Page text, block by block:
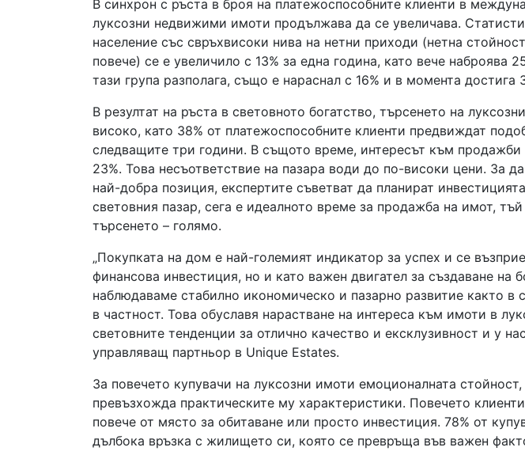
В синхрон с ръста в броя на платежоспособните клиенти в
луксозни недвижими имоти продължава да се увеличава.
население със свръхвисоки нива на нетни приходи (нетна
повече) се е увеличило с 13% за една година, като вече наброява
тази група разполага, също е нараснал с 16% и в момента достига
В резултат на ръста в световното богатство, търсенето на
високо, като 38% от платежоспособните клиенти предвиждат
следващите три години. В същото време, интересът към продажби
23%. Това несъответствие на пазара води до по-високи цени. За
най-добра позиция, експертите съветват да планират
световния пазар, сега е идеалното време за продажба на имот,
търсенето – голямо.
„Покупката на дом е най-големият индикатор за успех и се
финансова инвестиция, но и като важен двигател за създаване на
наблюдаваме стабилно икономическо и пазарно развитие както в
в частност. Това обуславя нарастване на интереса към имоти в
световните тенденции за отлично качество и ексклузивност и у
управляващ партньор в Unique Estates.
За повечето купувачи на луксозни имоти емоционалната
превъзхожда практическите му характеристики. Повечето
повече от място за обитаване или просто инвестиция. 78% от
дълбока връзка с жилището си, която се превръща във важен